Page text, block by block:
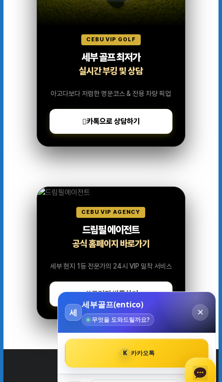
CEBU VIP GOLF
세부 골프 최저가
실시간 부킹 및 상담
아고다보다 저렴한 명문코스 & 전용 차량 픽업
카톡으로 상담하기
CEBU VIP AGENCY
드림필 에이전트
공식 홈페이지 바로가기
세부 현지 1등 전문가의 24시 VIP 밀착 서비스
드림필 방문하기
세부골프